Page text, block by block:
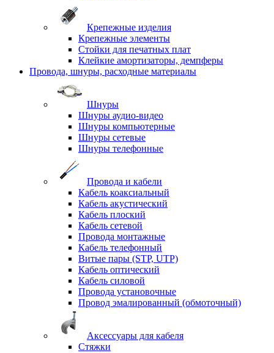
Крепежные изделия
Крепежные элементы
Стойки для печатных плат
Клейкие амортизаторы, демпферы
Провода, шнуры, расходные материалы
Шнуры
Шнуры аудио-видео
Шнуры компьютерные
Шнуры сетевые
Шнуры телефонные
Провода и кабели
Кабель коаксиальный
Кабель акустический
Кабель плоский
Кабель сетевой
Провода монтажные
Кабель телефонный
Витые пары (STP, UTP)
Кабель оптический
Кабель силовой
Провода установочные
Провод эмалированный (обмоточный)
Аксессуары для кабеля
Стяжки